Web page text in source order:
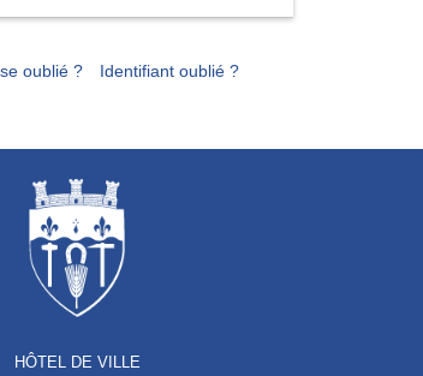
oublié ? Identifiant oublié ?
HÔTEL DE VILLE